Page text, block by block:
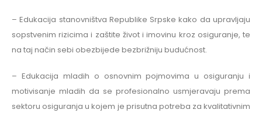
– Edukacija stanovništva Republike Srpske kako da upravljaju
sopstvenim rizicima i zaštite život i imovinu kroz osiguranje, te
na taj način sebi obezbijede bezbrižniju budućnost.
– Edukacija mladih o osnovnim pojmovima u osiguranju i
motivisanje mladih da se profesionalno usmjeravaju prema
sektoru osiguranja u kojem je prisutna potreba za kvalitativnim